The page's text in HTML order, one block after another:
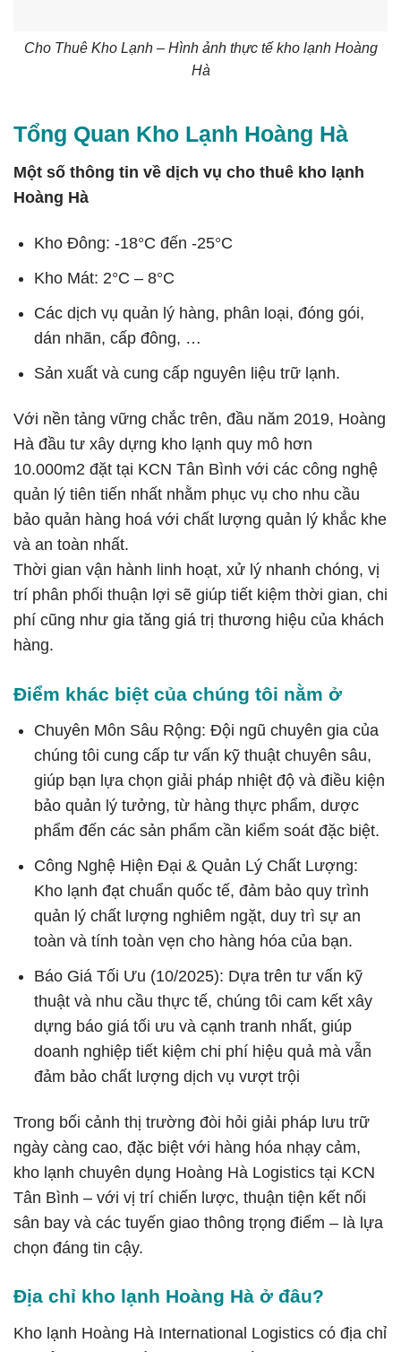
Cho Thuê Kho Lạnh – Hình ảnh thực tế kho lạnh Hoàng
Hà
Tổng Quan Kho Lạnh Hoàng Hà
Một số thông tin về dịch vụ cho thuê kho lạnh
Hoàng Hà
Kho Đông: -18°C đến -25°C
Kho Mát: 2°C – 8°C
Các dịch vụ quản lý hàng, phân loại, đóng gói,
dán nhãn, cấp đông, …
Sản xuất và cung cấp nguyên liệu trữ lạnh.
Với nền tảng vững chắc trên, đầu năm 2019, Hoàng
Hà đầu tư xây dựng kho lạnh quy mô hơn
10.000m2 đặt tại KCN Tân Bình với các công nghệ
quản lý tiên tiến nhất nhằm phục vụ cho nhu cầu
bảo quản hàng hoá với chất lượng quản lý khắc khe
và an toàn nhất.
Thời gian vận hành linh hoạt, xử lý nhanh chóng, vị
trí phân phối thuận lợi sẽ giúp tiết kiệm thời gian, chi
phí cũng như gia tăng giá trị thương hiệu của khách
hàng.
Điểm khác biệt của chúng tôi nằm ở
Chuyên Môn Sâu Rộng: Đội ngũ chuyên gia của
chúng tôi cung cấp tư vấn kỹ thuật chuyên sâu,
giúp bạn lựa chọn giải pháp nhiệt độ và điều kiện
bảo quản lý tưởng, từ hàng thực phẩm, dược
phẩm đến các sản phẩm cần kiểm soát đặc biệt.
Công Nghệ Hiện Đại & Quản Lý Chất Lượng:
Kho lạnh đạt chuẩn quốc tế, đảm bảo quy trình
quản lý chất lượng nghiêm ngặt, duy trì sự an
toàn và tính toàn vẹn cho hàng hóa của bạn.
Báo Giá Tối Ưu (10/2025): Dựa trên tư vấn kỹ
thuật và nhu cầu thực tế, chúng tôi cam kết xây
dựng báo giá tối ưu và cạnh tranh nhất, giúp
doanh nghiệp tiết kiệm chi phí hiệu quả mà vẫn
đảm bảo chất lượng dịch vụ vượt trội
Trong bối cảnh thị trường đòi hỏi giải pháp lưu trữ
ngày càng cao, đặc biệt với hàng hóa nhạy cảm,
kho lạnh chuyên dụng Hoàng Hà Logistics tại KCN
Tân Bình – với vị trí chiến lược, thuận tiện kết nối
sân bay và các tuyến giao thông trọng điểm – là lựa
chọn đáng tin cậy.
Địa chỉ kho lạnh Hoàng Hà ở đâu?
Kho lạnh Hoàng Hà International Logistics có địa chỉ